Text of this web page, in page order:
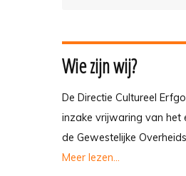
Wie zijn wij?
De Directie Cultureel
inzake vrijwaring van het
de Gewestelijke
Meer lezen...